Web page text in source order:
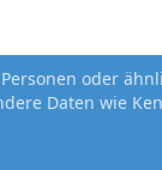
oder
Daten wie